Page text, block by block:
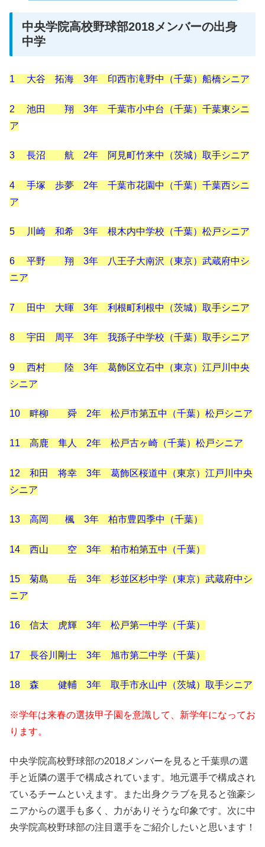
中央学院高校野球部2018メンバーの出身
中学
1 大谷 拓海 3年 印西市滝野中（千葉）船橋シニア
2 池田 翔 3年 千葉市小中台（千葉）千葉東シニ
ア
3 長沼 航 2年 阿見町竹来中（茨城）取手シニア
4 手塚 歩夢 2年 千葉市花園中（千葉）千葉西シニ
ア
5 川崎 和希 3年 根木内中学校（千葉）松戸シニア
6 平野 翔 3年 八王子大南沢（東京）武蔵府中シ
ニア
7 田中 大暉 3年 利根町利根中（茨城）取手シニア
8 宇田 周平 3年 我孫子中学校（千葉）取手シニア
9 西村 陸 3年 葛飾区立石中（東京）江戸川中央
シニア
10 畔柳 舜 2年 松戸市第五中（千葉）松戸シニア
11 高鹿 隼人 2年 松戸古ヶ崎（千葉）松戸シニア
12 和田 将幸 3年 葛飾区桜道中（東京）江戸川中央
シニア
13 高岡 楓 3年 柏市豊四季中（千葉）
14 西山 空 3年 柏市柏第五中（千葉）
15 菊島 岳 3年 杉並区杉中学（東京）武蔵府中シ
ニア
16 信太 虎輝 3年 松戸第一中学（千葉）
17 長谷川剛士 3年 旭市第二中学（千葉）
18 森 健輔 3年 取手市永山中（茨城）取手シニア
※学年は来春の選抜甲子園を意識して、新学年になってお
ります。
中央学院高校野球部の2018メンバーを見ると千葉県の選
手と近隣の選手で構成されています。地元選手で構成され
ているチームといえます。また出身クラブを見ると強豪シ
ニアからの選手も多く、力がありそうな印象です。次に中
央学院高校野球部の注目選手をご紹介したいと思います！